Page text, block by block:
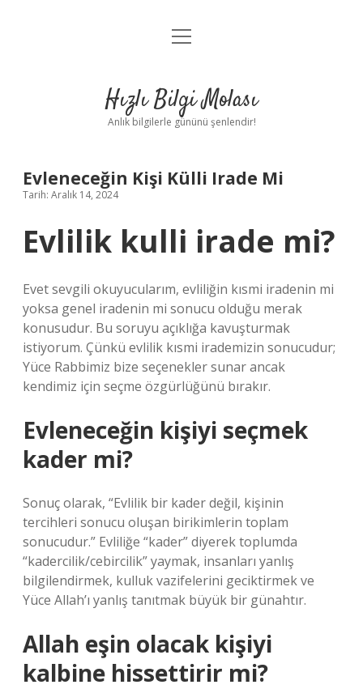
Anasayfa
Yasal Uyarı
menüyü
Hızlı Bilgi Molası
Anlık bilgilerle gününü şenlendir!
Evleneceğin Kişi Külli Irade Mi
Tarih: Aralık 14, 2024
Evlilik kulli irade mi?
Evet sevgili okuyucularım, evliliğin kısmi iradenin mi
yoksa genel iradenin mi sonucu olduğu merak
konusudur. Bu soruyu açıklığa kavuşturmak
istiyorum. Çünkü evlilik kısmi irademizin sonucudur;
Yüce Rabbimiz bize seçenekler sunar ancak
kendimiz için seçme özgürlüğünü bırakır.
Evleneceğin kişiyi seçmek
kader mi?
Sonuç olarak, “Evlilik bir kader değil, kişinin
tercihleri ​​sonucu oluşan birikimlerin toplam
sonucudur.” Evliliğe “kader” diyerek toplumda
“kadercilik/cebircilik” yaymak, insanları yanlış
bilgilendirmek, kulluk vazifelerini geciktirmek ve
Yüce Allah’ı yanlış tanıtmak büyük bir günahtır.
Allah eşin olacak kişiyi
kalbine hissettirir mi?